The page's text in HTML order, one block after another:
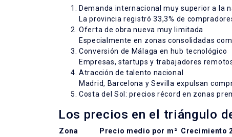
Demanda internacional muy superior a la
La provincia registró 33,3% de
Oferta de obra nueva muy limitada
Especialmente en zonas consolidadas
Conversión de Málaga en hub tecnológico
Empresas, startups y trabajadores
Atracción de talento nacional
Madrid, Barcelona y Sevilla expulsan
Costa del Sol: precios récord en zonas
Los precios en el triángulo
Zona Precio medio por m² Crecimiento